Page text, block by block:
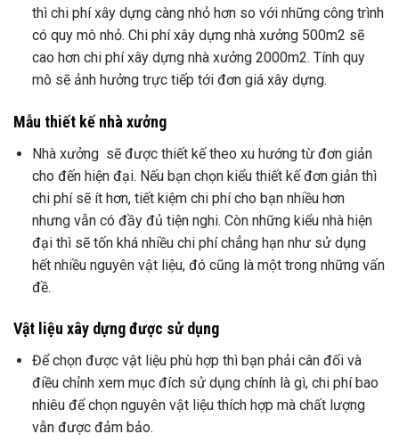
thì chi phí xây dựng càng nhỏ hơn so với những công trình
có quy mô nhỏ. Chi phí xây dựng nhà xưởng 500m2 sẽ
cao hơn chi phí xây dựng nhà xưởng 2000m2. Tính quy
mô sẽ ảnh hưởng trực tiếp tới đơn giá xây dựng.
Mẫu thiết kế nhà xưởng
Nhà xưởng sẽ được thiết kế theo xu hướng từ đơn giản
cho đến hiện đại. Nếu bạn chọn kiểu thiết kế đơn giản thì
chi phí sẽ ít hơn, tiết kiệm chi phí cho bạn nhiều hơn
nhưng vẫn có đầy đủ tiện nghi. Còn những kiểu nhà hiện
đại thì sẽ tốn khá nhiều chi phí chẳng hạn như sử dụng
hết nhiều nguyên vật liệu, đó cũng là một trong những vấn
đề.
Vật liệu xây dựng được sử dụng
Để chọn được vật liệu phù hợp thì bạn phải cân đối và
điều chỉnh xem mục đích sử dụng chính là gì, chi phí bao
nhiêu để chọn nguyên vật liệu thích hợp mà chất lượng
vẫn được đảm bảo.